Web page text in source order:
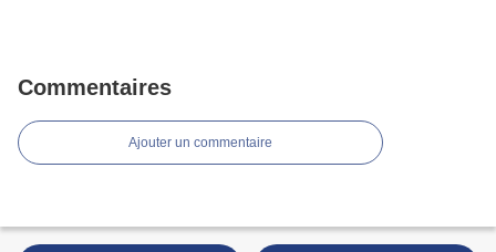
Commentaires
Ajouter un commentaire